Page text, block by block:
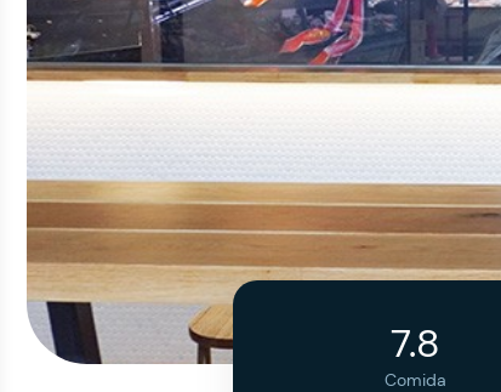
7.8
Comida